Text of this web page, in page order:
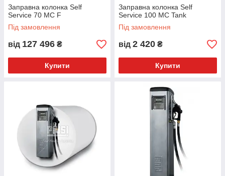
Заправна колонка Self
Service 70 MC F
Під замовлення
від 127 496 ₴
Купити
Заправна колонка Self
Service 100 MC Tank
Під замовлення
від 2 420 ₴
Купити